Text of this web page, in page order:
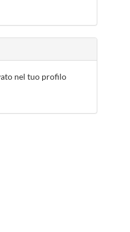
nel tuo profilo